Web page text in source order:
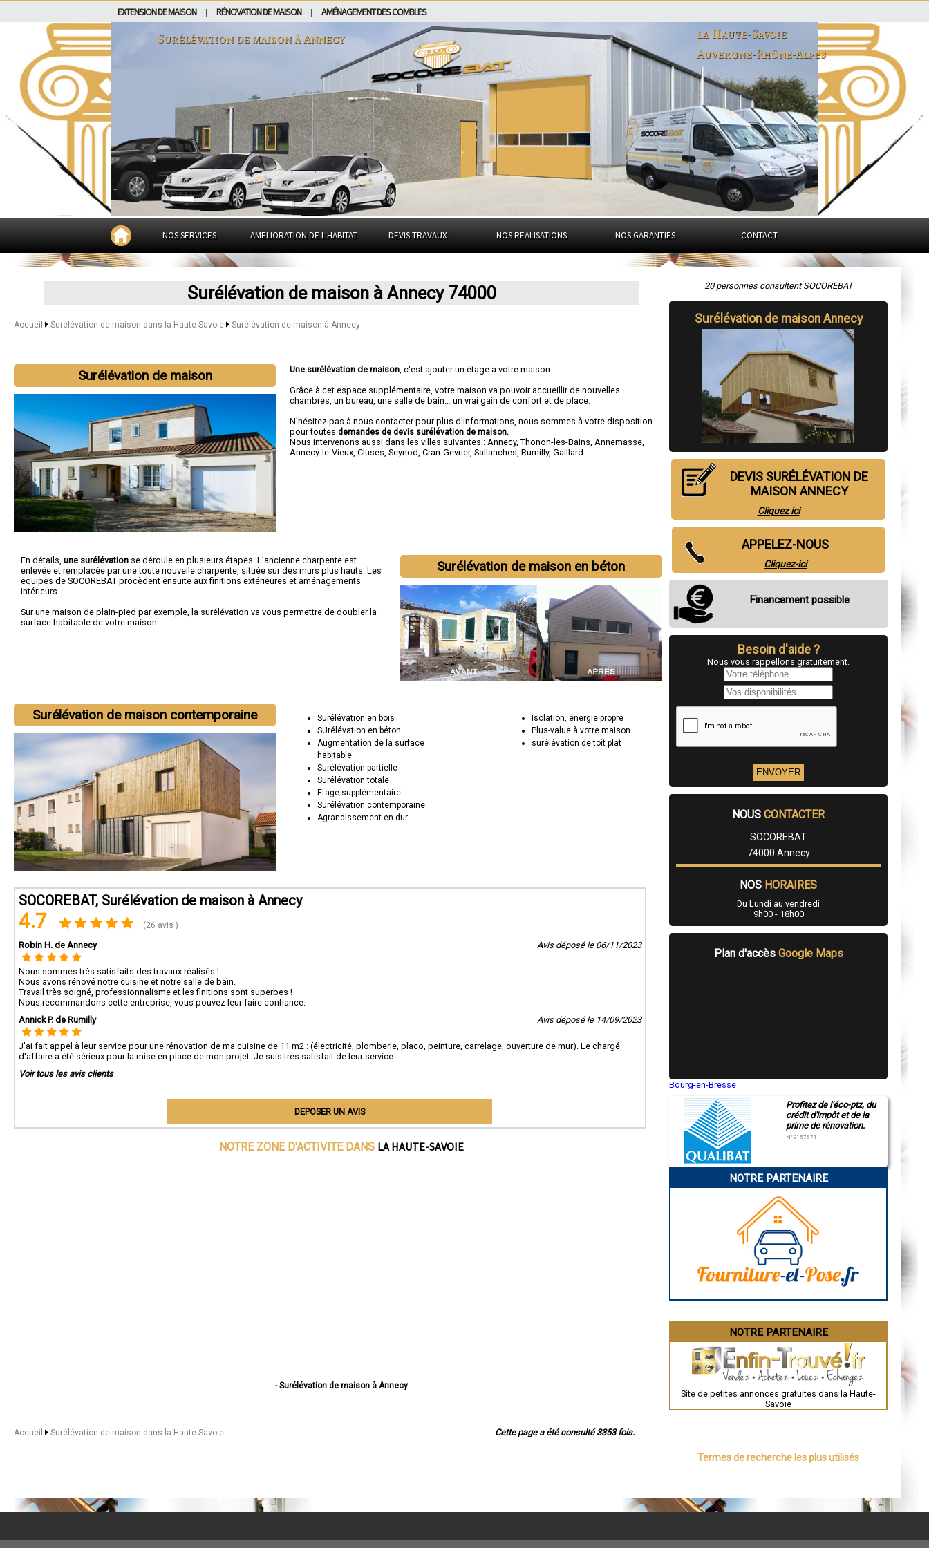
EXTENSION DE MAISON RÉNOVATION DE MAISON AMÉNAGEMENT DES COMBLES
Surélévation de maison àAnnecy
la Haute-Savoie
Auvergne-Rhône-Alpes
NOS SERVICES AMELIORATION DE L'HABITAT DEVIS TRAVAUX NOS REALISATIONS NOS GARANTIES CONTACT
Surélévation de maison à Annecy 74000
Accueil Surélévation de maison dans la Haute-Savoie Surélévation de maison à Annecy
Surélévation de maison Une surélévation de maison, c'est ajouter un étage à votre maison.
Grâce à cet espace supplémentaire, votre maison va pouvoir accueillir de nouvelles
chambres, un bureau, une salle de bain… un vrai gain de confort et de place.
N'hésitez pas à nous contacter pour plus d'informations, nous sommes à votre disposition
pour toutesdemandes de devis surélévation de maison.
Nous intervenons aussi dans les villes suivantes :Annecy,Thonon-les-Bains,Annemasse,
Annecy-le-Vieux,Cluses,Seynod,Cran-Gevrier,Sallanches,Rumilly,Gaillard
Surélévation de maison en béton
En détails, une surélévation se déroule en plusieurs étapes. L’ancienne charpente est
enlevée et remplacée par une toute nouvelle charpente, située sur des murs plus hauts. Les
équipes de SOCOREBAT procèdent ensuite aux finitions extérieures et aménagements
intérieurs.
Sur une maison de plain-pied par exemple, la surélévation va vous permettre de doubler la
surface habitable de votre maison.
Surélévation de maison contemporaine
Surélévation en bois
SUrélévation en béton
Augmentation de la surface
habitable
Surélévation partielle
Surélévation totale
Etage supplémentaire
Surélévation contemporaine
Agrandissement en dur
Isolation, énergie propre
Plus-value à votre maison
surélévation de toit plat
SOCOREBAT, Surélévation de maison à Annecy
4.7 (26 avis )
Robin H. de Annecy Avis déposé le 06/11/2023
Nous sommes très satisfaits des travaux réalisés !
Nous avons rénové notre cuisine et notre salle de bain.
Travail très soigné, professionnalisme et les finitions sont superbes !
Nous recommandons cette entreprise, vous pouvez leur faire confiance.
Annick P. de Rumilly
Avis déposé le 14/09/2023
J'ai fait appel à leur service pour une rénovation de ma cuisine de 11 m2 : (électricité, plomberie, placo, peinture, carrelage, ouverture de mur). Le chargé
d'affaire a été sérieux pour la mise en place de mon projet. Je suis très satisfait de leur service.
Voir tous les avis clients
DEPOSER UN AVIS
NOTRE ZONE D'ACTIVITE DANS LA HAUTE-SAVOIE
- Surélévation de maison à Annecy
- Surélévation de maison à Bonneville
- Surélévation de maison à Saint-Julien-en-Genevois
Cette page a été consulté 3353 fois.
Accueil Surélévation de maison dans la Haute-Savoie
20 personnes consultent SOCOREBAT
Surélévation de maison Annecy
DEVIS SURÉLÉVATION DE
MAISON ANNECY
Cliquez ici
APPELEZ-NOUS
Cliquez-ici
Financement possible
Besoin d'aide ?
Nous vous rappellons gratuitement.
NOUS CONTACTER
SOCOREBAT
74000 Annecy
NOS HORAIRES
Du Lundi au vendredi
9h00 - 18h00
Plan d'accès Google Maps
Bourg-en-Bresse
Montluçon
Manosque
Gap
Charleville-Mézières
Pamiers
Narbonne
Brive-la-Gaillarde
Guéret
Besançon
Évreux
Chartres
Nîmes
Auch
Grenoble
Saint-Étienne
Le Puy-en-Velay
Cahors
Profitez de l'éco-ptz, du
crédit d'impôt et de la
prime de rénovation.
N°E157671
NOTRE PARTENAIRE
NOTRE PARTENAIRE
Site de petites annonces gratuites dans la Haute-
Savoie
Termes de recherche les plus utilisés